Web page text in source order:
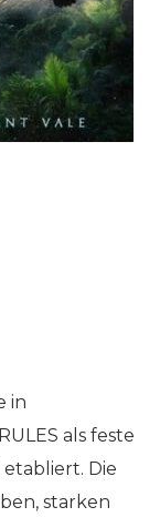
in
als feste
Die
starken